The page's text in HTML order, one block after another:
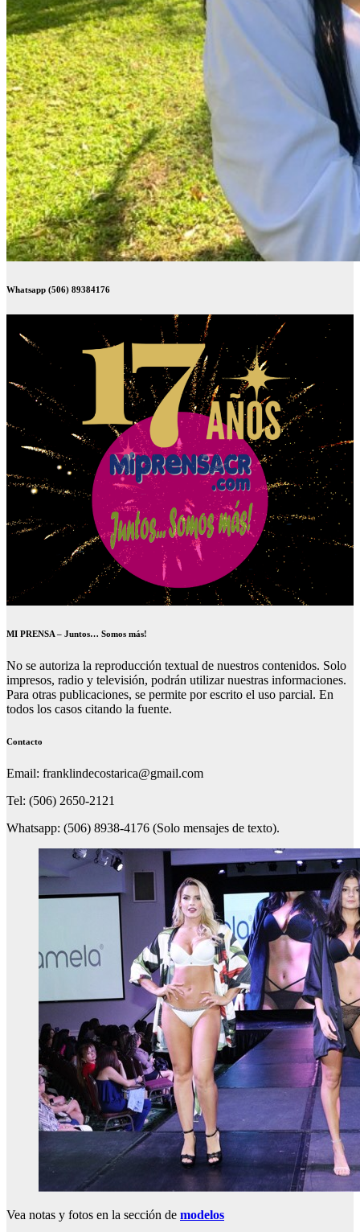
Whatsapp (506) 89384176
MI PRENSA – Juntos… Somos más!
No se autoriza la reproducción textual de nuestros contenidos. Solo
impresos, radio y televisión, podrán utilizar nuestras informaciones.
Para otras publicaciones, se permite por escrito el uso parcial. En
todos los casos citando la fuente.
Contacto
Email: franklindecostarica@gmail.com
Tel: (506) 2650-2121
Whatsapp: (506) 8938-4176 (Solo mensajes de texto).
Vea notas y fotos en la sección de modelos